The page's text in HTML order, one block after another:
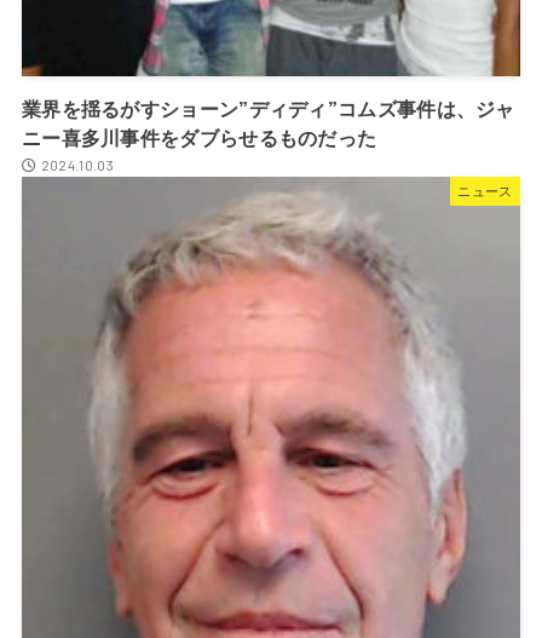
業界を揺るがすショーン”ディディ”コムズ事件は、ジャ
ニー喜多川事件をダブらせるものだった
2024.10.03
ニュース